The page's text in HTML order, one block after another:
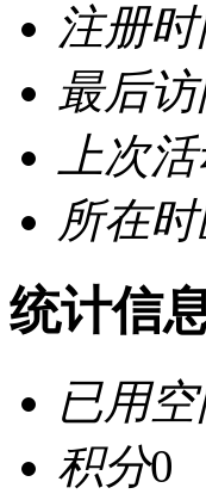
注册
最后
上次
所在
统计信
已用
积分0